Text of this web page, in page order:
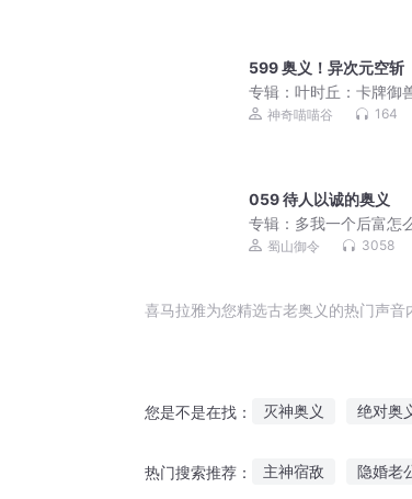
599 奥义！异次元空斩
专辑： 叶时丘：卡牌御
大圣|少年热血
神奇喵喵谷 164
059 待人以诚的奥义
专辑： 多我一个后富怎
＆金融黑手丨VIP精品多
蜀山御令 3058
喜马拉雅为您精选古老奥义的热门声
您是不是在找： 灭神奥义 绝对奥
热门搜索推荐： 主神宿敌 隐婚老